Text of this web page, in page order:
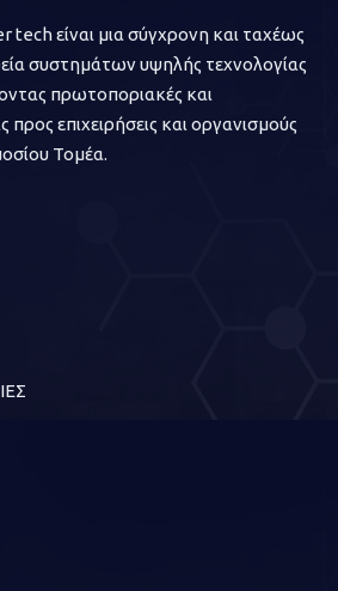
tech είναι μια σύγχρονη και ταχέως
συστημάτων υψηλής τεχνολογίας
πρωτοποριακές και
επιχειρήσεις και οργανισμούς
Τομέα.